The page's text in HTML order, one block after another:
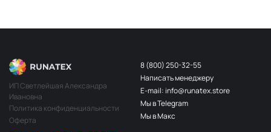
ИП Светлейшая Александра
Ивановна
Политика конфиденциальности
Оферта
8 (800) 250-32-55
Написать менеджеру
E-mail: info@runatex.store
Мы в Telegram
Мы в Макс